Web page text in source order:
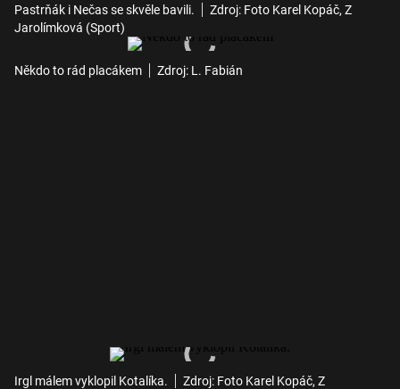
Pastrňák i Nečas se skvěle bavili.
Zdroj: Foto Karel Kopáč, Z
Jarolímková (Sport)
Někdo to rád placákem Zdroj: L. Fabián
Irgl málem vyklopil Kotalíka.
Zdroj: Foto Karel Kopáč, Z